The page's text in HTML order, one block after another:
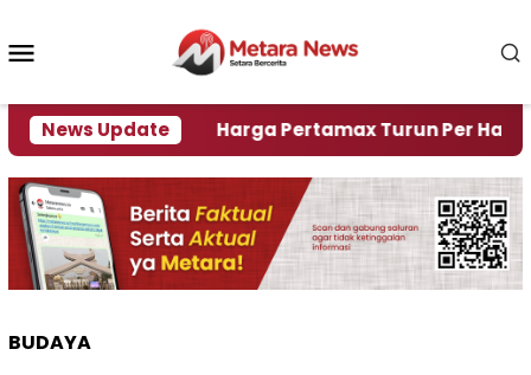
konten
News Update
Krisi Air Harga Pertamax Turun Per Hari Ini,
BUDAYA